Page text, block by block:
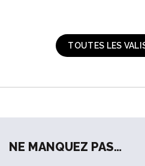
TOUTES LES
NE MANQUEZ PAS…